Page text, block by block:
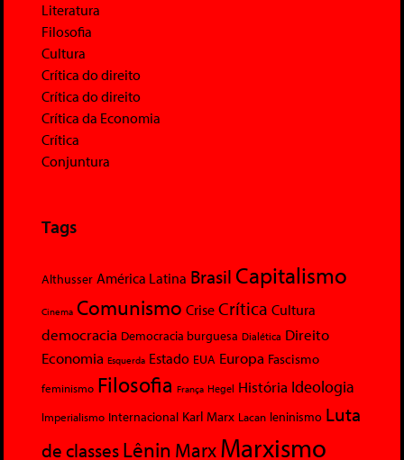
Literatura
Filosofia
Cultura
Crítica do direito
Crítica do direito
Crítica da Economia
Crítica
Conjuntura
Tags
Althusser América Latina Brasil Capitalismo
Cinema Comunismo Crise Crítica Cultura
democracia Democracia burguesa Dialética Direito
Economia Esquerda Estado EUA Europa Fascismo
feminismo Filosofia França Hegel História Ideologia
Imperialismo Internacional Karl Marx Lacan leninismo Luta
de classesLênin MarxMarxismo